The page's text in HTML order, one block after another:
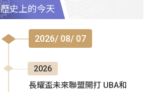
歷史上的今天
2026/ 08/ 07
2026
長耀盃未來聯盟開打 UBA和